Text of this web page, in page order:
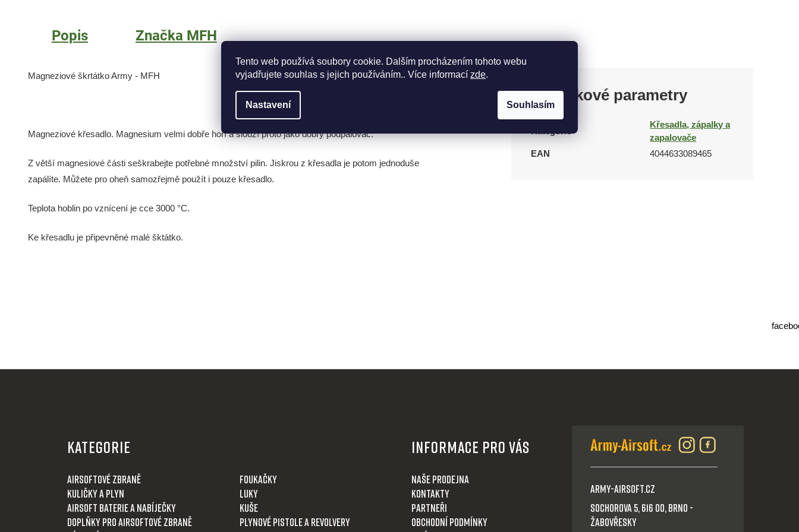
Tento web používá soubory cookie. Dalším procházením tohoto webu
vyjadřujete souhlas s jejich používáním.. Více informací zde.
Nastavení Souhlasím
Popis Značka MFH
Magneziové škrtátko Army - MFH
Magneziové křesadlo. Magnesium velmi dobře hoří a slouží proto jako dobrý podpalovač.
Z větší magnesiové části seškrabejte potřebné množství pilin. Jiskrou z křesadla je potom jednoduše
zapálíte. Můžete pro oheň samozřejmě použít i pouze křesadlo.
Teplota hoblin po vznícení je cce 3000 °C.
Ke křesadlu je připevněné malé šktátko.
Doplňkové parametry
Křesadla, zápalky a
zapalovače
EAN
4044633089465
KATEGORIE
Airsoftové zbraně
Kuličky a plyn
Airsoft baterie a nabíječky
Doplňky pro airsoftové zbraně
Foukačky
Luky
Kuše
Plynové pistole a revolvery
Informace pro Vás
Naše prodejna
Kontakty
Partneři
Obchodní podmínky
Army-Airsoft.cz
Sochorova 5, 616 00, Brno -
Žabovřesky